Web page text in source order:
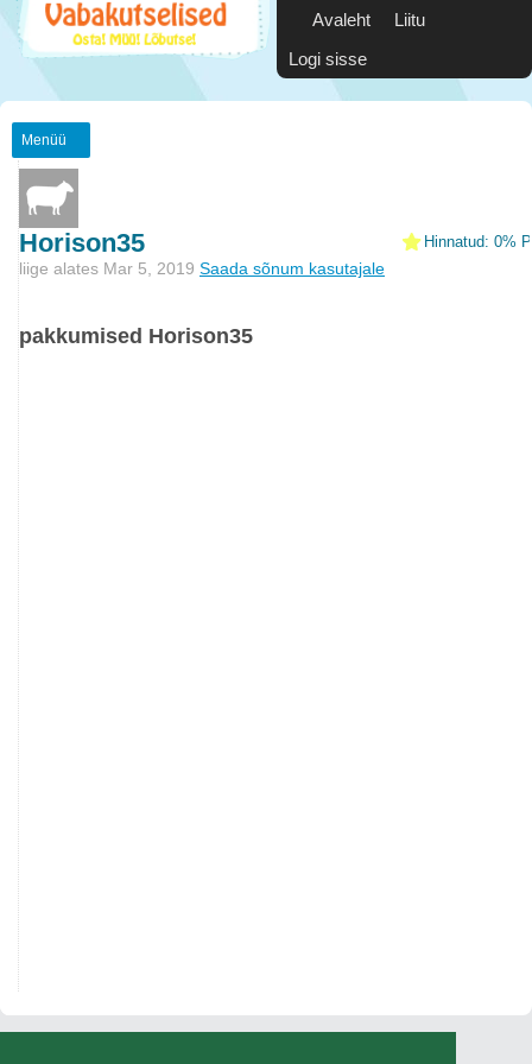
Avaleht
Liitu
Logi sisse
Menüü
Horison35 Hinnatud: 0%
liige alates Mar 5, 2019 Saada sõnum kasutajale
pakkumised Horison35